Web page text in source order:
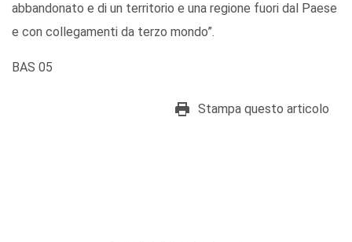
abbandonato e di un territorio e una regione fuori dal Paese
e con collegamenti da terzo mondo”.
BAS 05
Stampa questo articolo